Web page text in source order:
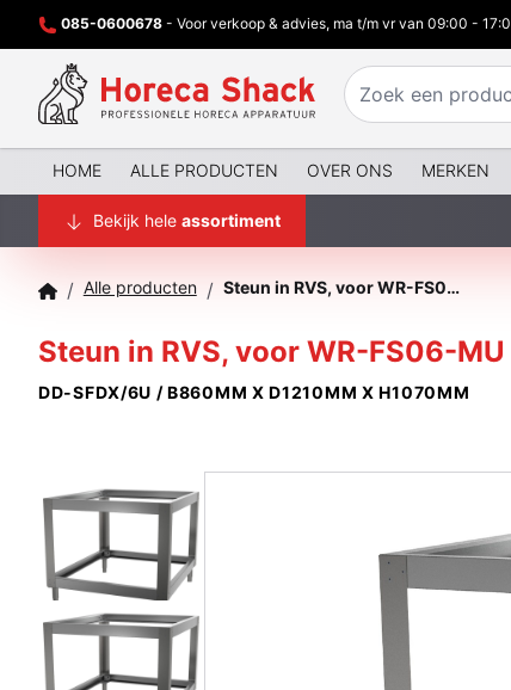
085-0600678 - Voor verkoop & advies, ma t/m vr van 09:00 -
HOME ALLE PRODUCTEN OVER ONS MERKEN
Bekijk hele assortiment
/ Alle producten / Steun in RVS, voor WR-FS06-MU
Steun in RVS, voor WR-FS06-MU
DD-SFDX/6U / B860MM X D1210MM X H1070MM